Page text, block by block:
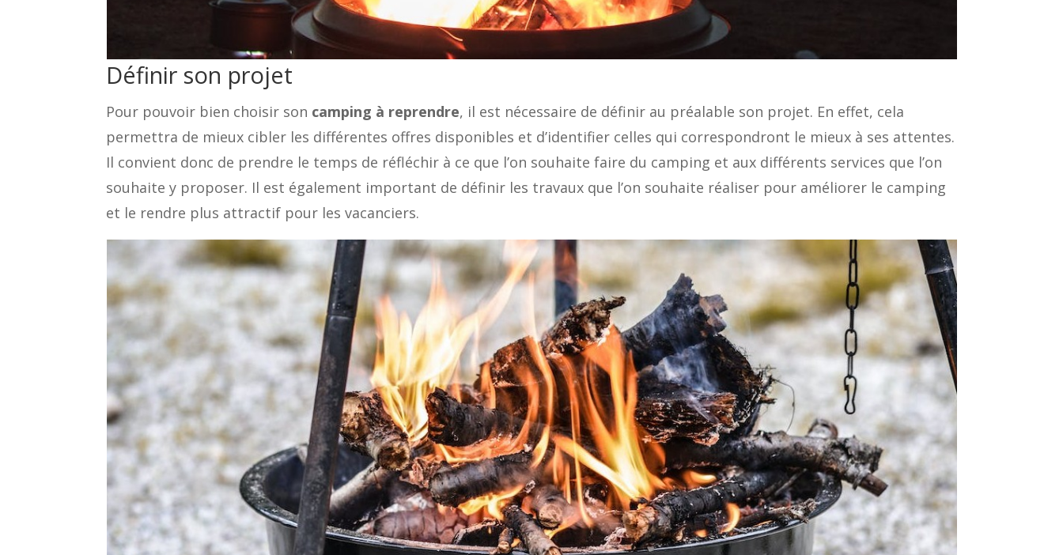
Définir son projet
Pour pouvoir bien choisir son camping à reprendre, il est nécessaire de définir au préalable son projet. En effet, cela
permettra de mieux cibler les différentes offres disponibles et d’identifier celles qui correspondront le mieux à ses attentes.
Il convient donc de prendre le temps de réfléchir à ce que l’on souhaite faire du camping et aux différents services que l’on
souhaite y proposer. Il est également important de définir les travaux que l’on souhaite réaliser pour améliorer le camping
et le rendre plus attractif pour les vacanciers.